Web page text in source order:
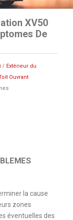
XV50
De
/ Extérieur du
Ouvrant
la cause
zones
éventuelles des